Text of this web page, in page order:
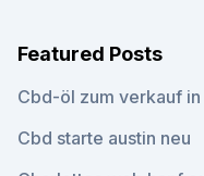
Featured Posts
Cbd-öl zum verkauf
Cbd starte austin neu